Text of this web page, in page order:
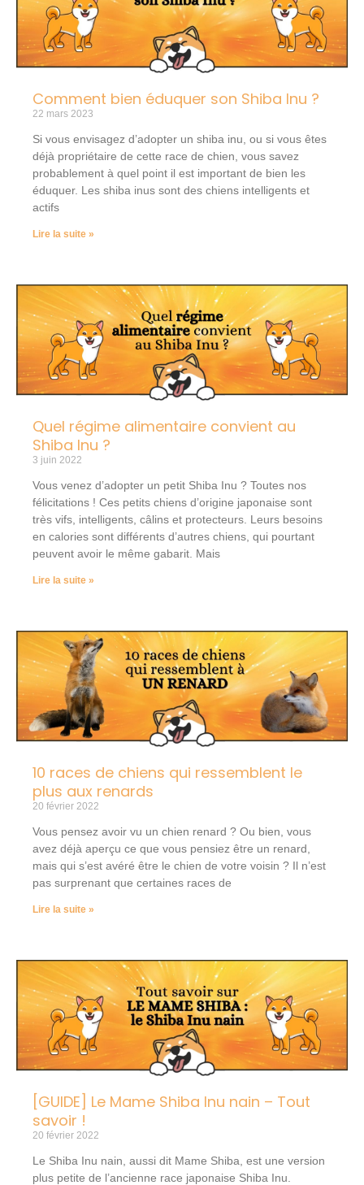
Comment bien éduquer son Shiba Inu ?
22 mars 2023
Si vous envisagez d’adopter un shiba inu, ou si vous êtes
déjà propriétaire de cette race de chien, vous savez
probablement à quel point il est important de bien les
éduquer. Les shiba inus sont des chiens intelligents et
actifs
Lire la suite »
Quel régime alimentaire convient au
Shiba Inu ?
3 juin 2022
Vous venez d’adopter un petit Shiba Inu ? Toutes nos
félicitations ! Ces petits chiens d’origine japonaise sont
très vifs, intelligents, câlins et protecteurs. Leurs besoins
en calories sont différents d’autres chiens, qui pourtant
peuvent avoir le même gabarit. Mais
Lire la suite »
10 races de chiens qui ressemblent le
plus aux renards
20 février 2022
Vous pensez avoir vu un chien renard ? Ou bien, vous
avez déjà aperçu ce que vous pensiez être un renard,
mais qui s’est avéré être le chien de votre voisin ? Il n’est
pas surprenant que certaines races de
Lire la suite »
[GUIDE] Le Mame Shiba Inu nain – Tout
savoir !
20 février 2022
Le Shiba Inu nain, aussi dit Mame Shiba, est une version
plus petite de l’ancienne race japonaise Shiba Inu.